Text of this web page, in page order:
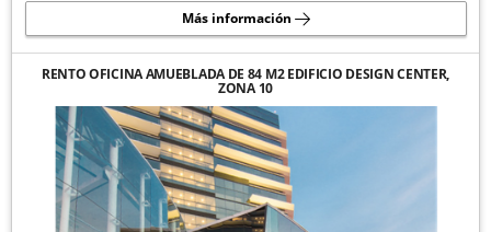
Más información
RENTO OFICINA AMUEBLADA DE 84 M2 EDIFICIO DESIGN CENTER,
ZONA 10